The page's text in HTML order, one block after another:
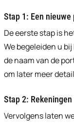
Stap 1: Een
De eerste stap is
We begeleiden u
de naam van de
om later meer
Stap 2:
Vervolgens laten